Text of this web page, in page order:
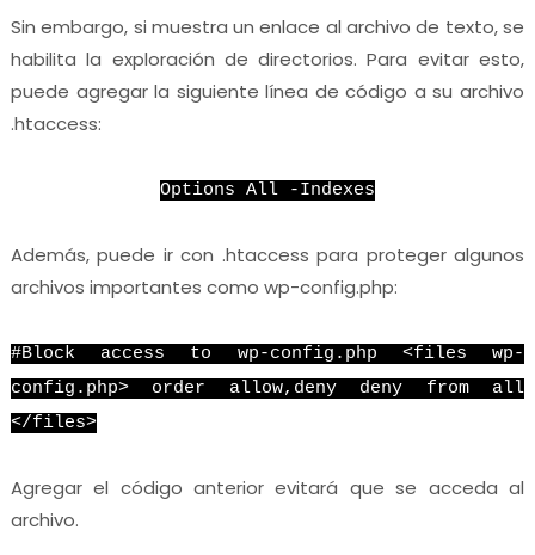
Sin embargo, si muestra un enlace al archivo de texto, se
habilita la exploración de directorios. Para evitar esto,
puede agregar la siguiente línea de código a su archivo
.htaccess:
Options All -Indexes
Además, puede ir con .htaccess para proteger algunos
archivos importantes como wp-config.php:
#Block access to wp-config.php <files wp-
config.php> order allow,deny deny from all
</files>
Agregar el código anterior evitará que se acceda al
archivo.